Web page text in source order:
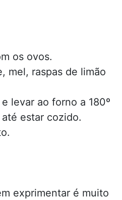
os ovos.
mel, raspas de limão
levar ao forno a 180º
estar cozido.
exprimentar é muito